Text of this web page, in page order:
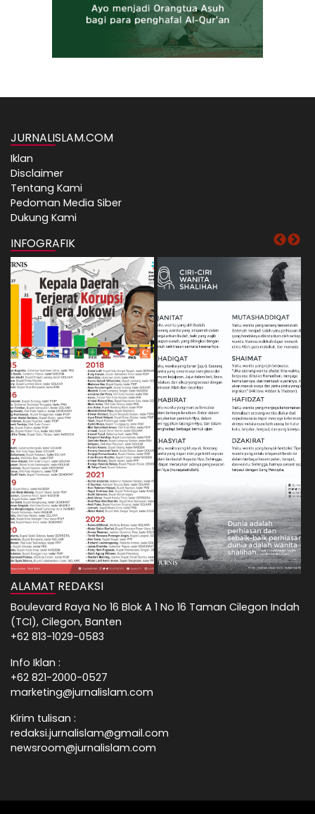
JURNALISLAM.COM
Iklan
Disclaimer
Tentang Kami
Pedoman Media Siber
Dukung Kami
INFOGRAFIK
ALAMAT REDAKSI
Boulevard Raya No 16 Blok A 1 No 16 Taman Cilegon Indah
(TCI), Cilegon, Banten
+62 813-1029-0583
Info Iklan :
+62 821-2000-0527
marketing@jurnalislam.com
Kirim tulisan :
redaksi.jurnalislam@gmail.com
newsroom@jurnalislam.com